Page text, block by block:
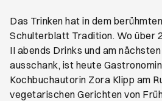
Das Trinken hat in dem
Schulterblatt Tradition. Wo über
II abends Drinks und am
ausschank, ist heute
Kochbuchautorin Zora Klipp am
vegetarischen Gerichten von